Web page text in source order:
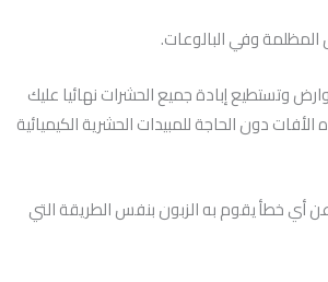
وفي البالوعات.
وتستطيع إبادة جميع الحشرات نهائيا عليك
دون الحاجة للمبيدات الحشرية الكيميائية
خطأ يقوم به الزبون بنفس الطريقة التي